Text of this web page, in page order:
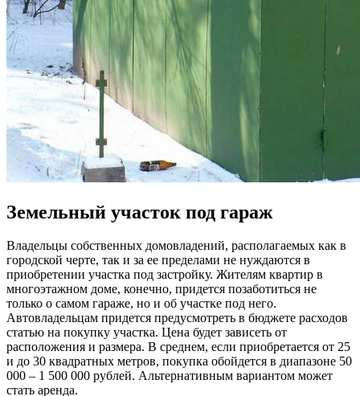
Земельный участок под гараж
Владельцы собственных домовладений, располагаемых как в
городской черте, так и за ее пределами не нуждаются в
приобретении участка под застройку. Жителям квартир в
многоэтажном доме, конечно, придется позаботиться не
только о самом гараже, но и об участке под него.
Автовладельцам придется предусмотреть в бюджете расходов
статью на покупку участка. Цена будет зависеть от
расположения и размера. В среднем, если приобретается от 25
и до 30 квадратных метров, покупка обойдется в диапазоне 50
000 – 1 500 000 рублей. Альтернативным вариантом может
стать аренда.